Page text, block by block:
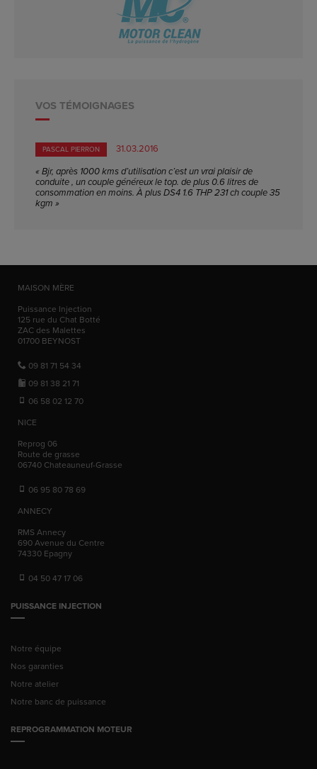
VOS TÉMOIGNAGES
PASCAL PIERRON
31.03.2016
« Bjr, après 1000 kms d’utilisation c’est un vrai plaisir de
conduite , un couple généreux le top. de plus 0.6 litres de
consommation en moins. À plus DS4 1.6 THP 231 ch couple 35
kgm »
MAISON MÈRE
Puissance Injection
125 rue du Chat Botté
ZAC des Malettes
01700 BEYNOST
09 81 71 54 34
09 81 38 21 71
06 58 02 12 70
NICE
Reprog 06
Route de grasse
06740 Chateauneuf-Grasse
06 95 80 78 69
ANNECY
RMS Annecy
690 Avenue du Centre
74330 Epagny
04 50 47 17 06
PUISSANCE INJECTION
Notre équipe
Nos garanties
Notre atelier
Notre banc de puissance
REPROGRAMMATION MOTEUR